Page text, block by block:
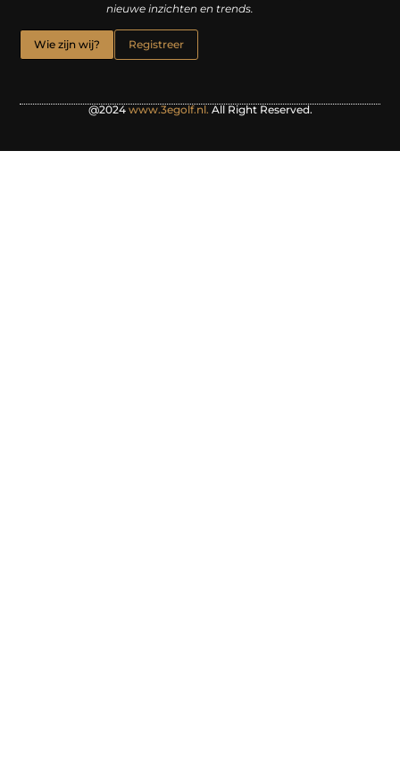
nieuwe inzichten en trends.
Wie zijn wij? Registreer
@2024www.3egolf.nl.All Right Reserved.